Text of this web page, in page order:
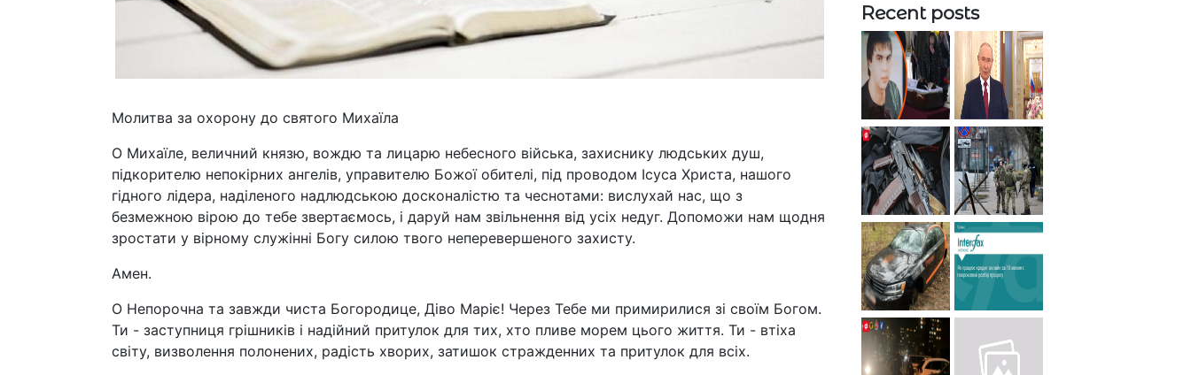
Молитва за охорону до святого Михаїла
О Михаїле, величний князю, вождю та лицарю небесного війська, захиснику людських душ,
підкорителю непокірних ангелів, управителю Божої обителі, під проводом Ісуса Христа, нашого
гідного лідера, наділеного надлюдською досконалістю та чеснотами: вислухай нас, що з
безмежною вірою до тебе звертаємось, і даруй нам звільнення від усіх недуг. Допоможи нам щодня
зростати у вірному служінні Богу силою твого неперевершеного захисту.
Амен.
О Непорочна та завжди чиста Богородице, Діво Маріє! Через Тебе ми примирилися зі своїм Богом.
Ти - заступниця грішників і надійний притулок для тих, хто пливе морем цього життя. Ти - втіха
світу, визволення полонених, радість хворих, затишок стражденних та притулок для всіх.
Recent posts